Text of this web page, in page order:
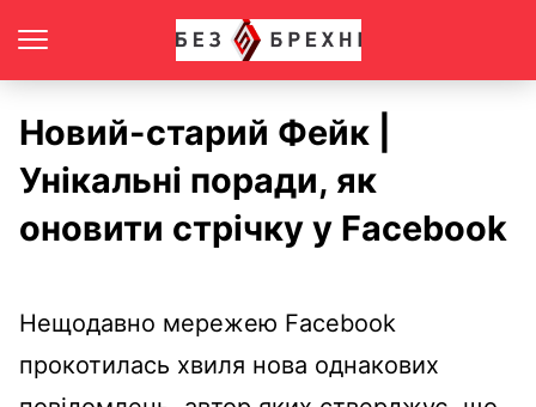
Новий-старий Фейк |
Унікальні поради, як
оновити стрічку у Facebook
Нещодавно мережею Facebook
прокотилась хвиля нова однакових